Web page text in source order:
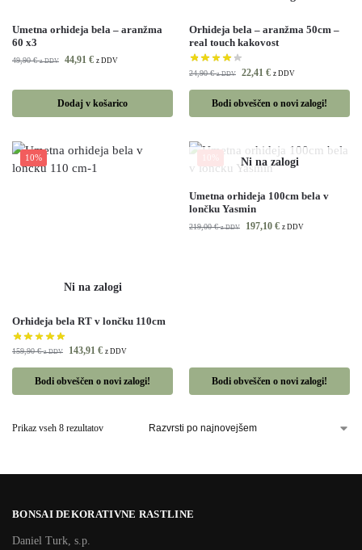
Umetna orhideja bela – aranžma
60 x3
49,90€ z DDV 44,91 € z DDV
Dodaj v košarico
Orhideja bela – aranžma 50cm –
real touch kakovost
24,90€ z DDV 22,41 € z DDV
Bodi obveščen o novi zalogi!
10%
Orhideja bela RT v lončku 110cm
159,90€ z DDV 143,91 € z DDV
Bodi obveščen o novi zalogi!
Umetna orhideja 100cm bela v
lončku Yasmin
219,00€ z DDV 197,10 € z DDV
Bodi obveščen o novi zalogi!
Prikaz vseh 8 rezultatov
BONSAI DEKORATIVNE RASTLINE
Daniel Turk, s.p.